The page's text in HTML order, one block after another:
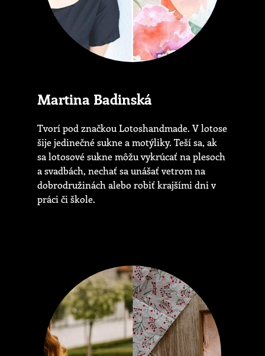
Martina Badinská
Tvorí pod značkou Lotoshandmade. V lotose
šije jedinečné sukne a motýliky. Teší sa, ak
sa lotosové sukne môžu vykrúcať na plesoch
a svadbách, nechať sa unášať vetrom na
dobrodružinách alebo robiť krajšími dni v
práci či škole.